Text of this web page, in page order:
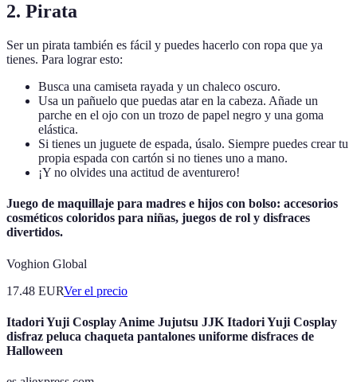
2. Pirata
Ser un pirata también es fácil y puedes hacerlo con ropa que ya
tienes. Para lograr esto:
Busca una camiseta rayada y un chaleco oscuro.
Usa un pañuelo que puedas atar en la cabeza. Añade un
parche en el ojo con un trozo de papel negro y una goma
elástica.
Si tienes un juguete de espada, úsalo. Siempre puedes crear tu
propia espada con cartón si no tienes uno a mano.
¡Y no olvides una actitud de aventurero!
Juego de maquillaje para madres e hijos con bolso: accesorios
cosméticos coloridos para niñas, juegos de rol y disfraces
divertidos.
Voghion Global
17.48 EURVer el precio
Itadori Yuji Cosplay Anime Jujutsu JJK Itadori Yuji Cosplay
disfraz peluca chaqueta pantalones uniforme disfraces de
Halloween